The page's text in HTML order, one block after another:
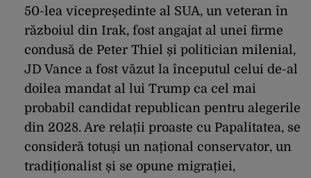
50-lea vicepreședinte al SUA, un veteran în
războiul din Irak, fost angajat al unei firme
condusă de Peter Thiel și politician milenial,
JD Vance a fost văzut la începutul celui de-al
doilea mandat al lui Trump ca cel mai
probabil candidat republican pentru alegerile
din 2028. Are relații proaste cu Papalitatea, se
consideră totuși un național conservator, un
tradiționalist și se opune migrației,